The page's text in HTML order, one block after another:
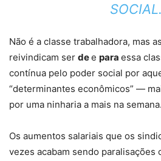
SOCIAL.
Não é a classe trabalhadora, mas
reivindicam ser dee para essa
contínua pelo poder social por
“determinantes econômicos” —
por uma ninharia a mais na semana.
Os aumentos salariais que os
vezes acabam sendo paralisações